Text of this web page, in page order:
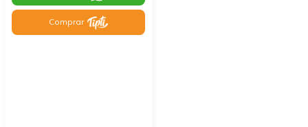
Comprar